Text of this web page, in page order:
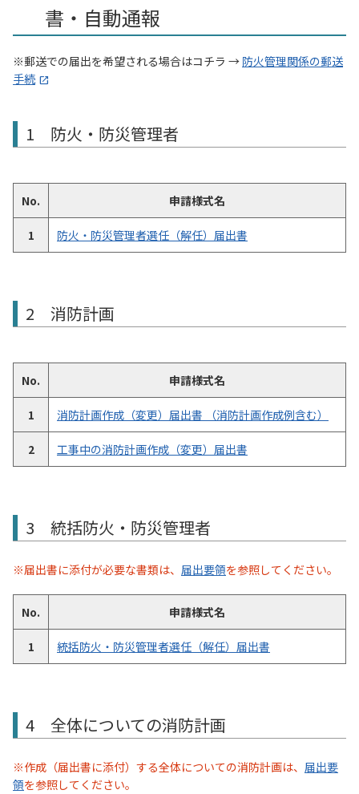
書・自動通報
※郵送での届出を希望される場合はコチラ → 防火管理関係の郵送
手続
1 防火・防災管理者
No. 申請様式名
1 防火・防災管理者選任（解任）届出書
2 消防計画
No. 申請様式名
1 消防計画作成（変更）届出書 （消防計画作成例含む）
2 工事中の消防計画作成（変更）届出書
3 統括防火・防災管理者
※届出書に添付が必要な書類は、 届出要領を参照してください。
No. 申請様式名
1 統括防火・防災管理者選任（解任）届出書
4 全体についての消防計画
※作成（届出書に添付）する全体についての消防計画は、 届出要
領を参照してください。